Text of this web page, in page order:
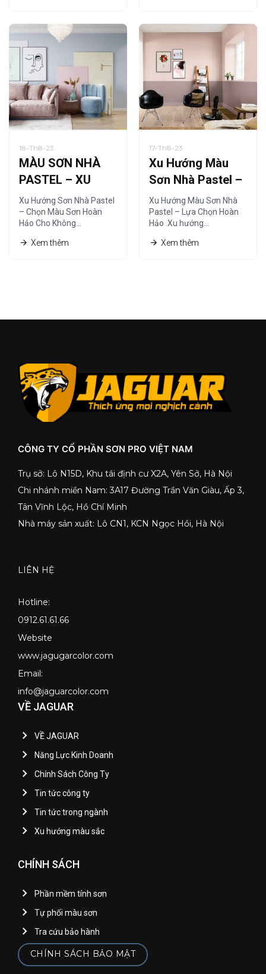
18-Th8-23
MÀU SƠN NHÀ
PASTEL – XU
HƯỚNG SƠN NHÀ
HIỆN ĐẠI
Xu Hướng Sơn Nhà Pastel
– Chọn Màu Sơn Hoàn
Hảo Cho Không…
Xem thêm
17-Th8-23
Xu Hướng Màu
Sơn Nhà Pastel –
Lựa Chọn Hoàn
Hảo
Xu Hướng Màu Sơn Nhà
Pastel – Lựa Chọn Hoàn
Hảo Xu hướng…
Xem thêm
CÔNG TY CỔ PHẦN SƠN PRO VIỆT NAM
Trụ sở: Lô N15D, Khu tái định cư X2A, Yên Sở, Hà Nội
Chi nhánh miền Nam: 3A17 Đường Trần Văn Giàu, Ấp 3,
Tân Vĩnh Lộc, Hồ Chí Minh
Nhà máy sản xuất: Lô CN1, KCN Ngọc Hồi, Hà Nội
LIÊN HỆ
Hotline:
0912.61.61.66
Website
www.jagugarcolor.com
Email:
info@jaguarcolor.com
VỀ JAGUAR
VỀ JAGUAR
Năng Lực Kinh Doanh
Chính Sách Công Ty
Tin tức công ty
Tin tức trong ngành
Xu hướng màu sắc
CHÍNH SÁCH
Phần mềm tính sơn
Tự phối màu sơn
Tra cứu bảo hành
CHÍNH SÁCH BẢO MẬT